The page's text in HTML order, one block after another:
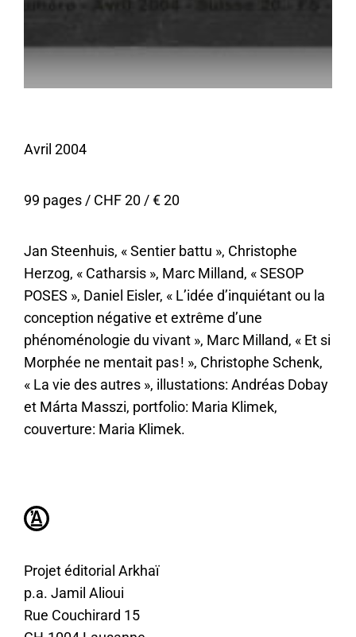
Avril 2004
99 pages / CHF 20 / € 20
Jan Steenhuis, Sentier battu
, Christophe
Herzog,
Catharsis , Marc Milland,
SESOP
POSES
, Daniel Eisler,
L’idée d’inquiétant ou la
conception négative et extrême d’une
phénoménologie du vivant
, Marc Milland,
Et si
Morphée ne mentait pas !
, Christophe Schenk,
La vie des autres
, illustations: Andréas Dobay
et Márta Masszi, portfolio: Maria Klimek,
couverture: Maria Klimek.
Projet éditorial Arkhaï
p.a. Jamil Alioui
Rue Couchirard 15